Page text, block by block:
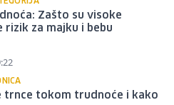
Zašto su visoke
rizik za majku i bebu
trnce tokom trudnoće i kako